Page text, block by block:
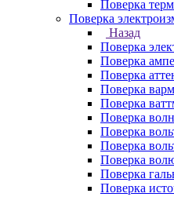
Поверка
Поверка
Назад
Поверка
Поверка
Поверка
Поверка
Поверка
Поверка
Поверка
Поверка
Поверка
Поверка
Поверка